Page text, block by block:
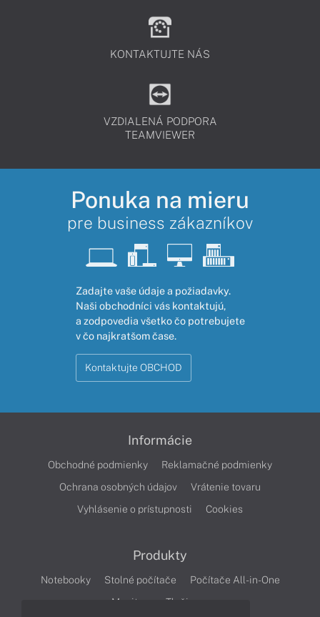
KONTAKTUJTE NÁS
VZDIALENÁ PODPORA
TEAMVIEWER
Ponuka na mieru
pre business zákazníkov
Zadajte vaše údaje a požiadavky.
Naši obchodníci vás kontaktujú,
a zodpovedia všetko čo potrebujete
v čo najkratšom čase.
Kontaktujte OBCHOD
Informácie
Obchodné podmienky
Reklamačné podmienky
Ochrana osobných údajov
Vrátenie tovaru
Vyhlásenie o prístupnosti
Cookies
Produkty
Notebooky Stolné počítače
Počítače All-in-One
Monitory
Tlačiarne